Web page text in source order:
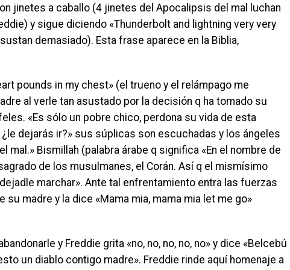
jinetes a caballo (4 jinetes del Apocalipsis del mal luchan
y sigue diciendo «Thunderbolt and lightning very very
demasiado). Esta frase aparece en la Biblia,
pounds in my chest» (el trueno y el relámpago me
al verle tan asustado por la decisión q ha tomado su
«Es sólo un pobre chico, perdona su vida de esta
dejarás ir?» sus súplicas son escuchadas y los ángeles
Bismillah (palabra árabe q significa «En el nombre de
de los musulmanes, el Corán. Así q el mismísimo
marchar». Ante tal enfrentamiento entra las fuerzas
su madre y la dice «Mama mia, mama mia let me go»
y Freddie grita «no, no, no, no, no» y dice «Belcebú
un diablo contigo madre». Freddie rinde aquí homenaje a